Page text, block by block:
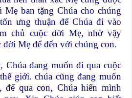
Mẹ ban tặng Chúa cho chúng
ưng thuận để Chúa đi vào
chủ cuộc đời Mẹ, nhờ vậy
đời Mẹ để đến với chúng con.
Chúa đang muốn đi qua cuộc
giới. chúa cũng đang muốn
để qua con, Chúa hiến mình